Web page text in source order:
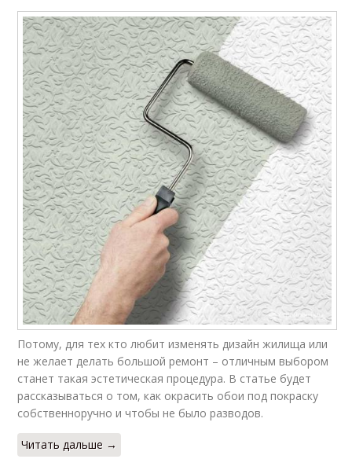
Потому, для тех кто любит изменять дизайн жилища или
не желает делать большой ремонт – отличным выбором
станет такая эстетическая процедура. В статье будет
рассказываться о том, как окрасить обои под покраску
собственноручно и чтобы не было разводов.
Читать дальше →